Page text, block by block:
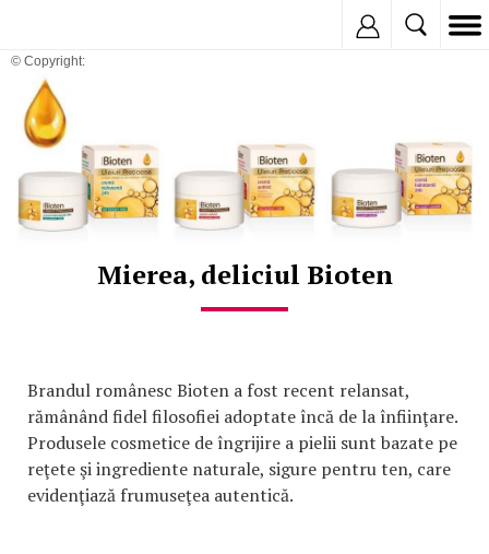
© Copyright:
Mierea, deliciul Bioten
Brandul românesc Bioten a fost recent relansat,
rămânând fidel filosofiei adoptate încă de la înfiinţare.
Produsele cosmetice de îngrijire a pielii sunt bazate pe
reţete şi ingrediente naturale, sigure pentru ten, care
evidenţiază frumuseţea autentică.